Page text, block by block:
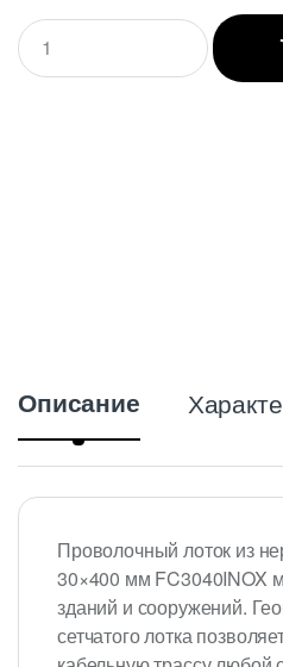
Q
u
a
Описание
Проволочный лоток из
30×400 мм FC3040INOX
зданий и сооружений.
сетчатого лотка